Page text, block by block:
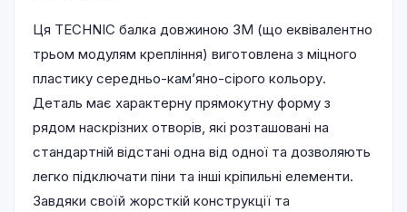
Ця TECHNIC балка довжиною 3М (що еквівалентно
трьом модулям крепління) виготовлена з міцного
пластику середньо-кам’яно-сірого кольору.
Деталь має характерну прямокутну форму з
рядом наскрізних отворів, які розташовані на
стандартній відстані одна від одної та дозволяють
легко підключати піни та інші кріпильні елементи.
Завдяки своїй жорсткій конструкції та